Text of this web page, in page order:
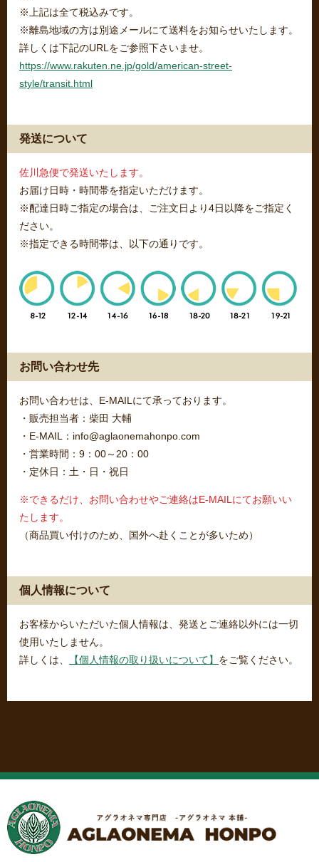
※上記は全て税込みです。
※離島地域の方は別途メールにて送料をお知らせいたします。
詳しくは下記のURLをご参照下さいませ。
https://www.rakuten.ne.jp/gold/american-street-
style/transit.html
発送について
佐川急便で発送いたします。
お届け日時・時間帯を指定いただけます。
※配達日時ご指定の場合は、ご注文日より4日以降をご指定く
ださい。
※指定できる時間帯は、以下の通りです。
お問い合わせ先
お問い合わせは、E-MAILにて承っております。
・販売担当者：柴田 大輔
・E-MAIL：info@aglaonemahonpo.com
・営業時間：9：00～20：00
・定休日：土・日・祝日
※できるだけ、お問い合わせやご連絡はE-MAILにてお願いい
たします。
（商品買い付けのため、国外へ赴くことが多いため）
個人情報について
お客様からいただいた個人情報は、発送とご連絡以外には一切
使用いたしません。
詳しくは、
【個人情報の取り扱いについて】 をご覧ください。